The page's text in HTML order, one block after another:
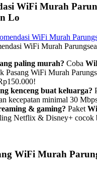
WiFi Murah
Lo
WiFi Murah
paling murah? Coba
Pasang WiFi Murah
kenceng buat keluarga?
kecepatan minimal 30
& gaming? Paket
Netflix & Disney+ cocok
WiFi Murah